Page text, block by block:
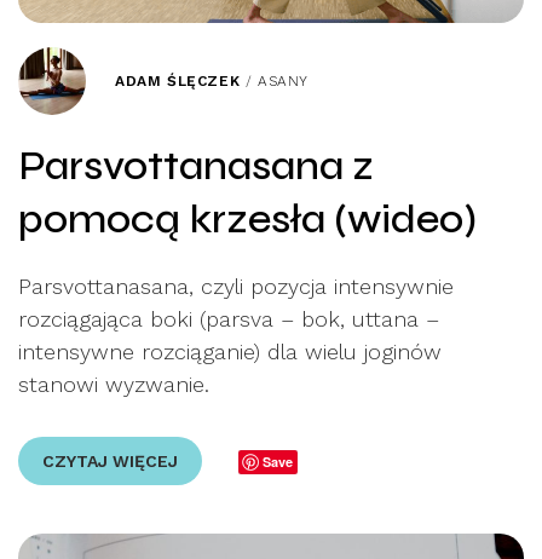
ADAM ŚLĘCZEK /ASANY
Parsvottanasana z
pomocą krzesła (wideo)
Parsvottanasana, czyli pozycja intensywnie
rozciągająca boki (parsva – bok, uttana –
intensywne rozciąganie) dla wielu joginów
stanowi wyzwanie.
CZYTAJ WIĘCEJ Save